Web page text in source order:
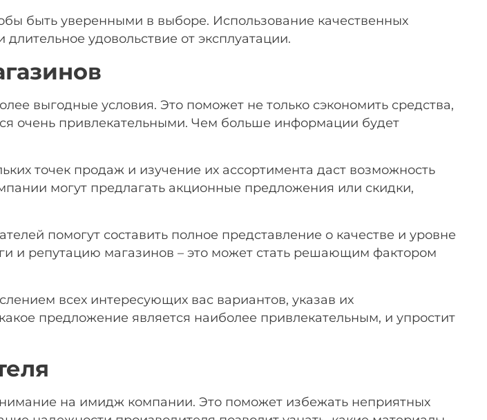
быть уверенными в выборе. Использование качественных
удовольствие от эксплуатации.
выгодные условия. Это поможет не только сэкономить средства,
очень привлекательными. Чем больше информации будет
точек продаж и изучение их ассортимента даст возможность
могут предлагать акционные предложения или скидки,
помогут составить полное представление о качестве и уровне
и репутацию магазинов – это может стать решающим фактором
всех интересующих вас вариантов, указав их
предложение является наиболее привлекательным, и упростит
на имидж компании. Это поможет избежать неприятных